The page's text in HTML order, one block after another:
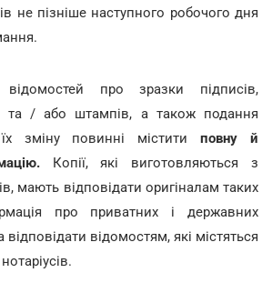
не пізніше наступного робочого дня
про зразки підписів,
та / або штампів, а також подання
зміну повинні міститиповну й
Копії, які виготовляються з
мають відповідати оригіналам таких
про приватних і державних
відповідати відомостям, які містяться